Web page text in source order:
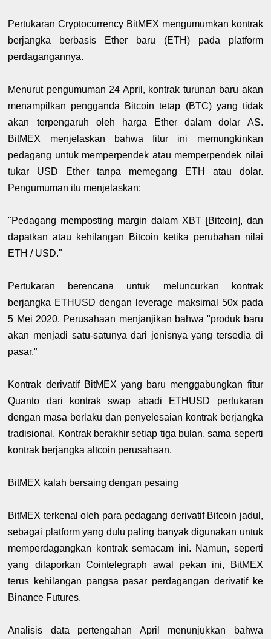
Pertukaran Cryptocurrency BitMEX mengumumkan kontrak
berjangka berbasis Ether baru (ETH) pada platform
perdagangannya.
Menurut pengumuman 24 April, kontrak turunan baru akan
menampilkan pengganda Bitcoin tetap (BTC) yang tidak
akan terpengaruh oleh harga Ether dalam dolar AS.
BitMEX menjelaskan bahwa fitur ini memungkinkan
pedagang untuk memperpendek atau memperpendek nilai
tukar USD Ether tanpa memegang ETH atau dolar.
Pengumuman itu menjelaskan:
"Pedagang memposting margin dalam XBT [Bitcoin], dan
dapatkan atau kehilangan Bitcoin ketika perubahan nilai
ETH / USD."
Pertukaran berencana untuk meluncurkan kontrak
berjangka ETHUSD dengan leverage maksimal 50x pada
5 Mei 2020. Perusahaan menjanjikan bahwa "produk baru
akan menjadi satu-satunya dari jenisnya yang tersedia di
pasar."
Kontrak derivatif BitMEX yang baru menggabungkan fitur
Quanto dari kontrak swap abadi ETHUSD pertukaran
dengan masa berlaku dan penyelesaian kontrak berjangka
tradisional. Kontrak berakhir setiap tiga bulan, sama seperti
kontrak berjangka altcoin perusahaan.
BitMEX kalah bersaing dengan pesaing
BitMEX terkenal oleh para pedagang derivatif Bitcoin jadul,
sebagai platform yang dulu paling banyak digunakan untuk
memperdagangkan kontrak semacam ini. Namun, seperti
yang dilaporkan Cointelegraph awal pekan ini, BitMEX
terus kehilangan pangsa pasar perdagangan derivatif ke
Binance Futures.
Analisis data pertengahan April menunjukkan bahwa